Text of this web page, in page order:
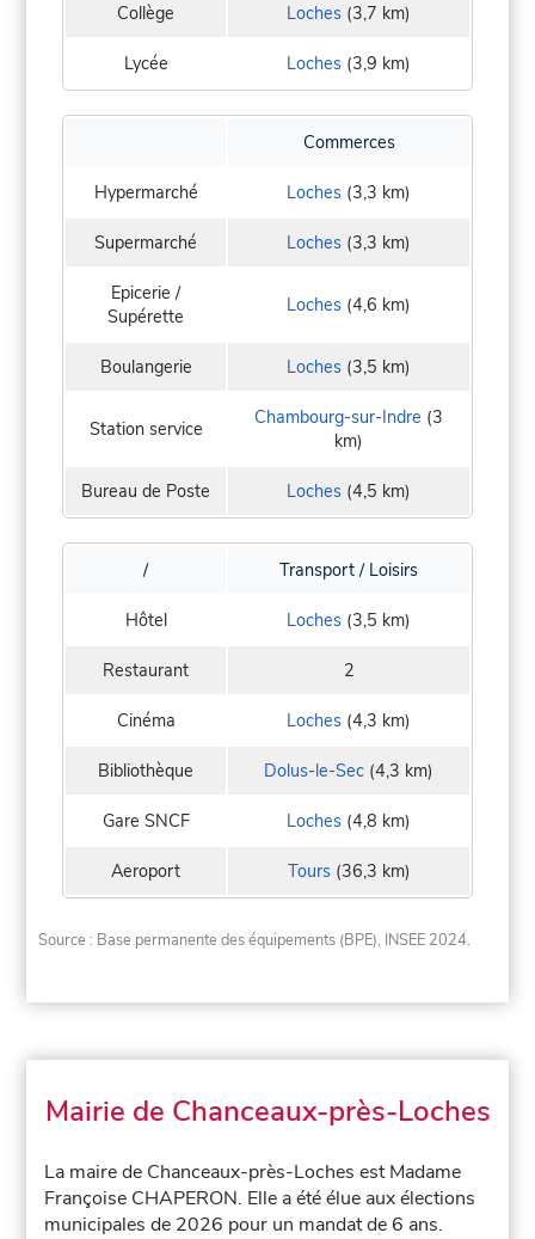
Collège Loches (3,7 km)
Lycée Loches (3,9 km)
Commerces
Hypermarché Loches (3,3 km)
Supermarché Loches (3,3 km)
Epicerie /
Supérette
Loches (4,6 km)
Boulangerie Loches (3,5 km)
Station service Chambourg-sur-Indre (3
km)
Bureau de Poste Loches (4,5 km)
/ Transport / Loisirs
Hôtel Loches (3,5 km)
Restaurant 2
Cinéma Loches (4,3 km)
Bibliothèque Dolus-le-Sec (4,3 km)
Gare SNCF Loches (4,8 km)
Aeroport Tours(36,3 km)
Source : Base permanente des équipements (BPE), INSEE 2024.
Mairie de Chanceaux-près-Loches
La maire de Chanceaux-près-Loches est Madame
Françoise CHAPERON. Elle a été élue aux élections
municipales de 2026 pour un mandat de 6 ans.